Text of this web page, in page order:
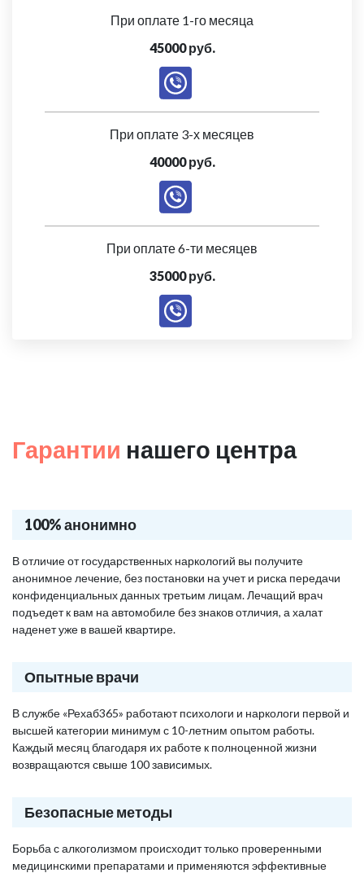
При оплате 1-го месяца
45000 руб.
При оплате 3-х месяцев
40000 руб.
При оплате 6-ти месяцев
35000 руб.
Гарантии нашего центра
100% анонимно
В отличие от государственных наркологий вы получите
анонимное лечение, без постановки на учет и риска передачи
конфиденциальных данных третьим лицам. Лечащий врач
подъедет к вам на автомобиле без знаков отличия, а халат
наденет уже в вашей квартире.
Опытные врачи
В службе «Рехаб365» работают психологи и наркологи первой и
высшей категории минимум с 10-летним опытом работы.
Каждый месяц благодаря их работе к полноценной жизни
возвращаются свыше 100 зависимых.
Безопасные методы
Борьба с алкоголизмом происходит только проверенными
медицинскими препаратами и применяются эффективные